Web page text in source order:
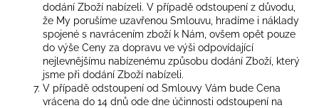
dodání Zboží nabízeli. V případě odstoupení z důvodu,
že My porušíme uzavřenou Smlouvu, hradíme i náklady
spojené s navrácením zboží k Nám, ovšem opět pouze
do výše Ceny za dopravu ve výši odpovídající
nejlevnějšímu nabízenému způsobu dodání Zboží, který
jsme při dodání Zboží nabízeli.
V případě odstoupení od Smlouvy Vám bude Cena
vrácena do 14 dnů ode dne účinnosti odstoupení na